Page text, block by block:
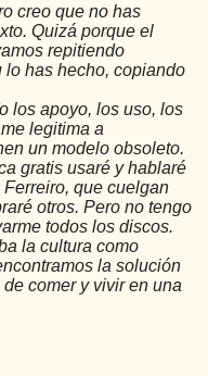
creo que no has
Quizá porque el
repitiendo
lo has hecho, copiando
los apoyo, los uso, los
legitima a
un modelo obsoleto.
gratis usaré y hablaré
que cuelgan
otros. Pero no tengo
todos los discos.
la cultura como
la solución
comer y vivir en una